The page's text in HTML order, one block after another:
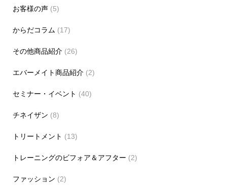
お客様の声(5)
からだコラム (17)
その他商品紹介(26)
エバーメイト商品紹介(2)
セミナー・イベント (40)
チネイザン (8)
トリートメント (13)
トレーニングのビフォア＆アフター (2)
ファッション (2)